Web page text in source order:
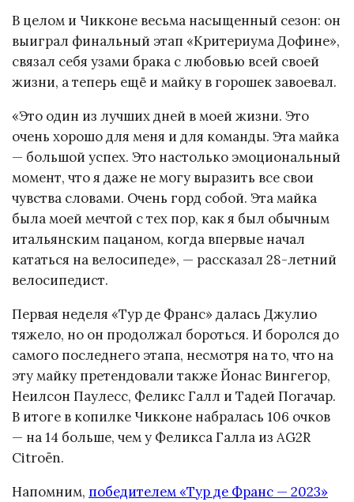
В целом и Чикконе весьма насыщенный сезон: он
выиграл финальный этап «Критериума Дофине»,
связал себя узами брака с любовью всей своей
жизни, а теперь ещё и майку в горошек завоевал.
«Это один из лучших дней в моей жизни. Это
очень хорошо для меня и для команды. Эта майка
— большой успех. Это настолько эмоциональный
момент, что я даже не могу выразить все свои
чувства словами. Очень горд собой. Эта майка
была моей мечтой с тех пор, как я был обычным
итальянским пацаном, когда впервые начал
кататься на велосипеде», — рассказал 28-летний
велосипедист.
Первая неделя «Тур де Франс» далась Джулио
тяжело, но он продолжал бороться. И боролся до
самого последнего этапа, несмотря на то, что на
эту майку претендовали также Йонас Вингегор,
Неилсон Паулесс, Феликс Галл и Тадей Погачар.
В итоге в копилке Чикконе набралась 106 очков
— на 14 больше, чем у Феликса Галла из AG2R
Citroën.
Напомним, победителем «Тур де Франс — 2023»